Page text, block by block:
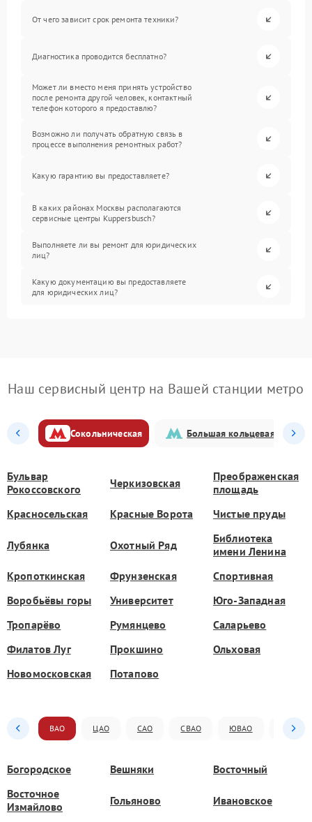
От чего зависит срок ремонта техники?
Диагностика проводится бесплатно?
Может ли вместо меня принять устройство
после ремонта другой человек, контактный
телефон которого я предоставлю?
Возможно ли получать обратную связь в
процессе выполнения ремонтных работ?
Какую гарантию вы предоставляете?
В каких районах Москвы располагаются
сервисные центры Kuppersbusch?
Выполняете ли вы ремонт для юридических
лиц?
Какую документацию вы предоставляете
для юридических лиц?
Наш сервисный центр на Вашей станции метро
Сокольническая Большая кольцевая
Бульвар
Рокоссовского
Черкизовская
Преображенская
площадь
Красносельская
Красные Ворота Чистые пруды
Лубянка Охотный Ряд
Библиотека
имени Ленина
Кропоткинская
Фрунзенская
Спортивная
Воробьёвы горы
Университет
Юго-Западная
Тропарёво
Румянцево
Саларьево
Филатов Луг
Прокшино
Ольховая
Новомосковская
Потапово
ВАО ЦАО САО СВАО ЮВАО ЮАО
Богородское Вешняки
Восточный
Восточное
Измайлово
Гольяново Ивановское